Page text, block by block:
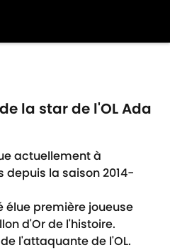
la star de l'OL Ada
actuellement à
depuis la saison 2014-
élue première joueuse
d'Or de l'histoire.
l'attaquante de l'OL.